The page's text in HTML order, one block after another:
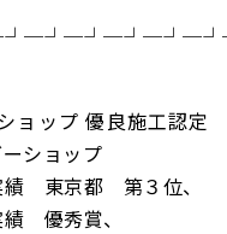
ョップ 優良施工認定
ショップ
績 東京都 第３位、
優秀賞、